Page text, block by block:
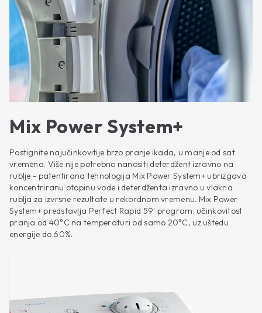
Mix Power System+
Postignite najučinkovitije brzo pranje ikada, u manje od sat
vremena. Više nije potrebno nanositi deterdžent izravno na
rublje - patentirana tehnologija Mix Power System+ ubrizgava
koncentriranu otopinu vode i deterdženta izravno u vlakna
rublja za izvrsne rezultate u rekordnom vremenu. Mix Power
System+ predstavlja Perfect Rapid 59' program: učinkovitost
pranja od 40°C na temperaturi od samo 20°C, uz uštedu
energije do 60%.